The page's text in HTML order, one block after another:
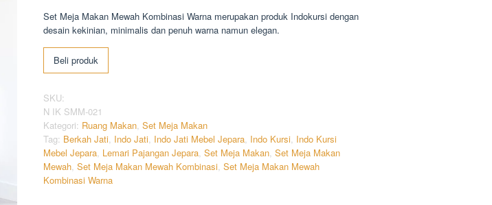
Set Meja Makan Mewah Kombinasi Warna merupakan produk Indokursi dengan
desain kekinian, minimalis dan penuh warna namun elegan.
Beli produk
SKU:
N IK SMM-021
Kategori: Ruang Makan,Set Meja Makan
Tag: Berkah Jati, Indo Jati, Indo Jati Mebel Jepara, Indo Kursi, Indo Kursi
Mebel Jepara, Lemari Pajangan Jepara,Set Meja Makan,Set Meja Makan
Mewah,Set Meja Makan Mewah Kombinasi,Set Meja Makan Mewah
Kombinasi Warna